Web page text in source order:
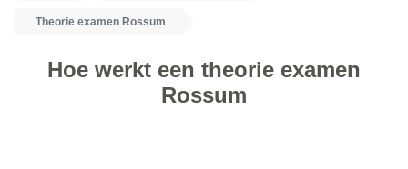
Theorie examen Rossum
Hoe werkt een theorie examen
Rossum